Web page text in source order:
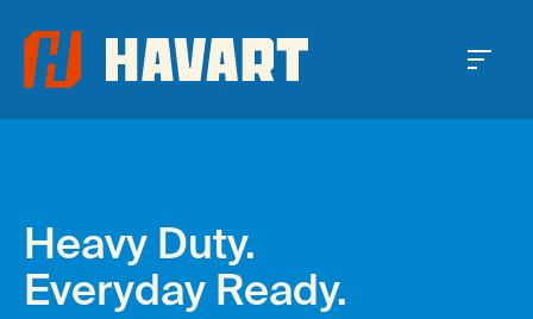
Heavy Duty.
Everyday Ready.
Prénom *